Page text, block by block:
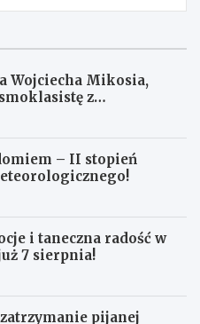
Wojciecha Mikosia,
z
– II stopień
i taneczna radość w
7 sierpnia!
pijanej